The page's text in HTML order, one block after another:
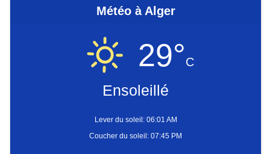
Météo à Alger
29°C
Ensoleillé
Lever du soleil: 06:01 AM
Coucher du soleil: 07:45 PM